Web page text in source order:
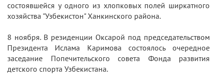
состоявшейся у одного из хлопковых полей ширкатного
хозяйства "Узбекистон" Ханкинского района.
8 ноября. В резиденции Оксарой под председательством
Президента Ислама Каримова состоялось очередное
заседание Попечительского совета Фонда развития
детского спорта Узбекистана.